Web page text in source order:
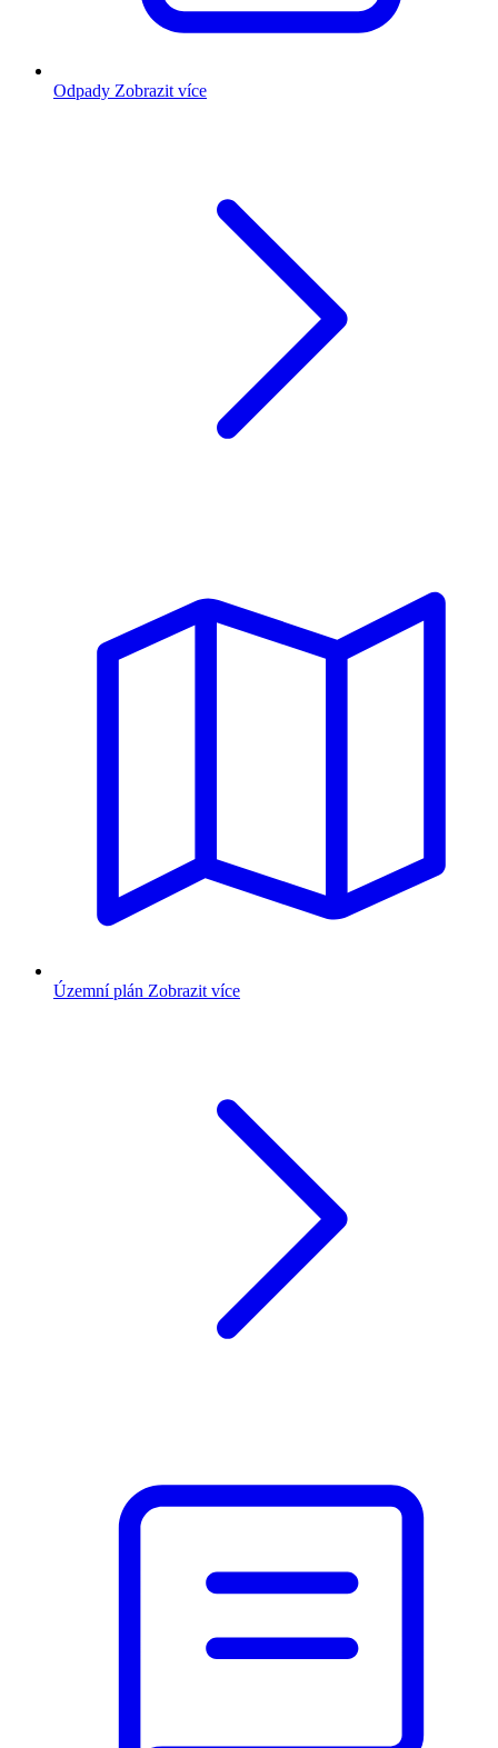
Odpady Zobrazit více
Územní plán Zobrazit více